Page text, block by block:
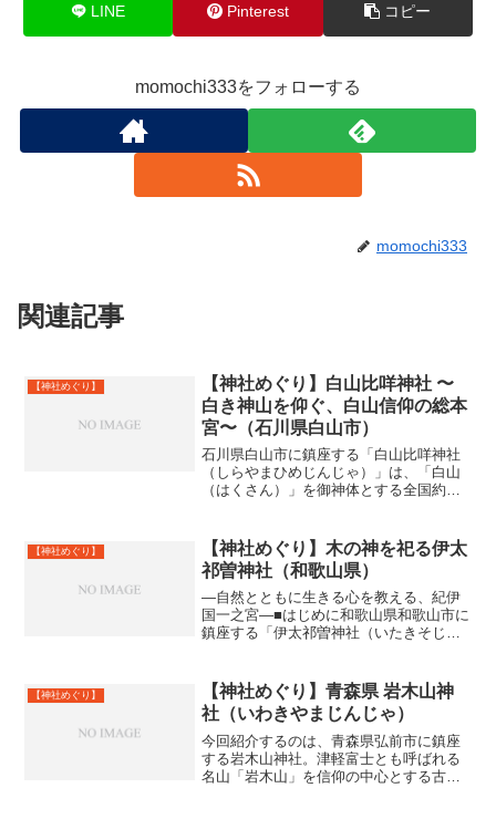
LINE Pinterest コピー
momochi333をフォローする
momochi333
関連記事
【神社めぐり】
【神社めぐり】白山比咩神社 〜
白き神山を仰ぐ、白山信仰の総本
宮〜（石川県白山市）
石川県白山市に鎮座する「白山比咩神社
（しらやまひめじんじゃ）」は、「白山
（はくさん）」を御神体とする全国約
である白山の神霊を祀り、古代より「霊
峰白山の女神」として...
【神社めぐり】
【神社めぐり】木の神を祀る伊太
祁曽神社（和歌山県）
―自然とともに生きる心を教える、紀伊
国一之宮―■はじめに和歌山県和歌山市に
鎮座する「伊太祁曽神社（いたきそじん
は延喜式内名神大社、そして紀伊国一之
宮という格式を持ち、紀...
【神社めぐり】
【神社めぐり】青森県 岩木山神
社（いわきやまじんじゃ）
今回紹介するのは、青森県弘前市に鎮座
する岩木山神社。津軽富士とも呼ばれる
名山「岩木山」を信仰の中心とする古社